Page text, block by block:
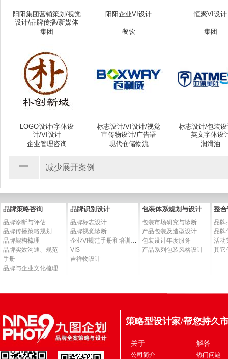
阳阳集团营销策划/视觉
设计/品牌传播/新媒体
集团
阳阳企业VI设计
餐饮
恒聚VI设计
集团
LOGO设计/字体设
计/VI设计
企业管理咨询
标志设计/VI设计/视觉
宣传物设计/广告语
现代仓储物流
标志设计/包装
英文字体设
润滑油
减少展开案例
品牌策略咨询
品牌诊断与评估
品牌传播策略规划
品牌架构梳理
品牌实效沟通、规范
手册
品牌与企业文化梳理
品牌识别设计
品牌标志设计
品牌视觉诊断
企业VI规范手册和培训手册
VIS
吉祥物设计
包装体系规划与设计
包装市场研究与诊断
产品包装及造型设计
包装设计年度服务
产品系列包装风格设计
整
品牌
品牌
活动
其它
策略型设计家/帮您持久
关于
公司简介
解答
热门问题